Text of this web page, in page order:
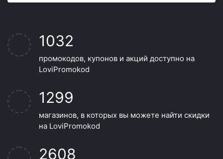
1032
промокодов, купонов и акций доступно на
LoviPromokod
1299
магазинов, в которых вы можете найти скидки
на LoviPromokod
2608